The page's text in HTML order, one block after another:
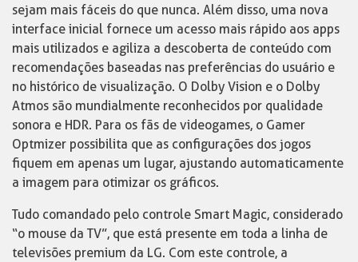
sejam mais fáceis do que nunca. Além disso, uma nova
interface inicial fornece um acesso mais rápido aos apps
mais utilizados e agiliza a descoberta de conteúdo com
recomendações baseadas nas preferências do usuário e
no histórico de visualização. O Dolby Vision e o Dolby
Atmos são mundialmente reconhecidos por qualidade
sonora e HDR. Para os fãs de videogames, o Gamer
Optmizer possibilita que as configurações dos jogos
fiquem em apenas um lugar, ajustando automaticamente
a imagem para otimizar os gráficos.
Tudo comandado pelo controle Smart Magic, considerado
“o mouse da TV”, que está presente em toda a linha de
televisões premium da LG. Com este controle, a